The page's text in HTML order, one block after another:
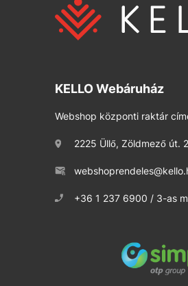
KELLO Webáruház
Webshop központi raktár
2225 Üllő, Zöldmező út.
+36 1 237 6900 / 3-as